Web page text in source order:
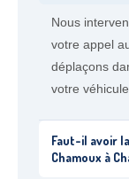
Nous
votre appel
déplaçons
votre
Faut-il avoir
Chamoux à